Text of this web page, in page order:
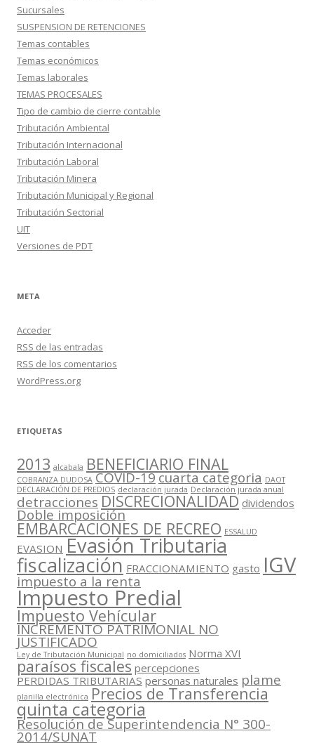
Sucursales
SUSPENSION DE RETENCIONES
Temas contables
Temas económicos
Temas laborales
TEMAS PROCESALES
Tipo de cambio de cierre contable
Tributación Ambiental
Tributación Internacional
Tributación Laboral
Tributación Minera
Tributación Municipal y Regional
Tributación Sectorial
UIT
Versiones de PDT
META
Acceder
RSS de las entradas
RSS de los comentarios
WordPress.org
ETIQUETAS
2013 alcabala BENEFICIARIO FINAL
COBRANZA DUDOSA COVID-19cuarta categoria DAOT
DECLARACIÓN DE PREDIOS declaración jurada Declaración jurada anual
detracciones DISCRECIONALIDAD dividendos
Doble imposición
EMBARCACIONES DE RECREO ESSALUD
EVASION Evasión Tributaria
fiscalización FRACCIONAMIENTO gasto IGV
impuesto a la renta
Impuesto Predial
Impuesto Vehícular
INCREMENTO PATRIMONIAL NO
JUSTIFICADO
Ley de Tributación Municipal no domiciliados Norma XVI
paraísos fiscales percepciones
PERDIDAS TRIBUTARIAS personas naturales plame
planilla electrónica Precios de Transferencia
quinta categoria
Resolución de Superintendencia N° 300-
2014/SUNAT